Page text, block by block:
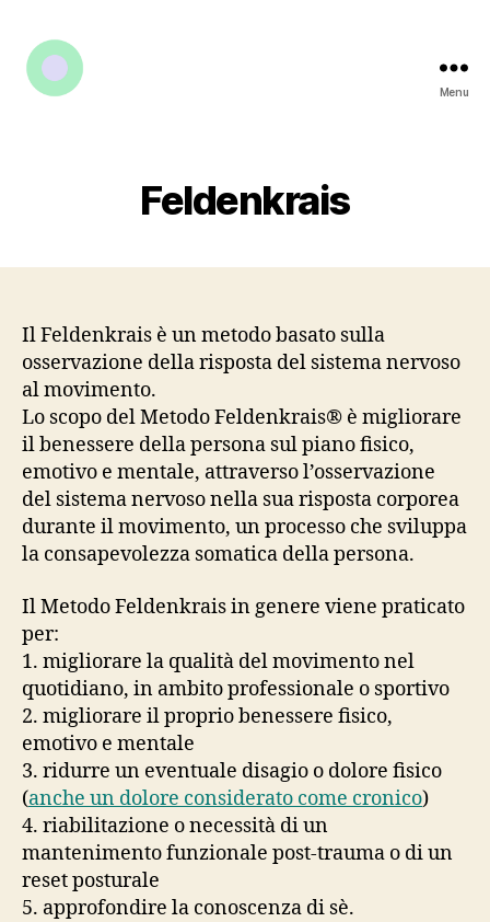
Menu
Feldenkrais
Il Feldenkrais è un metodo basato sulla
osservazione della risposta del sistema nervoso
al movimento.
Lo scopo del Metodo Feldenkrais® è migliorare
il benessere della persona sul piano fisico,
emotivo e mentale, attraverso l’osservazione
del sistema nervoso nella sua risposta corporea
durante il movimento, un processo che sviluppa
la consapevolezza somatica della persona.
Il Metodo Feldenkrais in genere viene praticato
per:
1. migliorare la qualità del movimento nel
quotidiano, in ambito professionale o sportivo
2. migliorare il proprio benessere fisico,
emotivo e mentale
3. ridurre un eventuale disagio o dolore fisico
(anche un dolore considerato come cronico)
4. riabilitazione o necessità di un
mantenimento funzionale post-trauma o di un
reset posturale
5. approfondire la conoscenza di sè.